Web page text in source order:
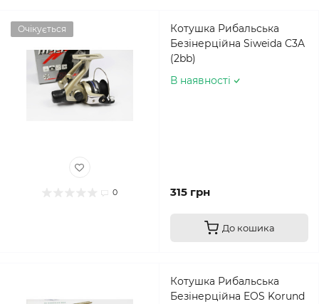
Очікується
0
Котушка Рибальська
Безінерційна Siweida C3A
(2bb)
В наявності
315 грн
До кошика
Котушка Рибальська
Безінерційна EOS Korund